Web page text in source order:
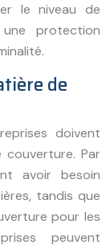
le niveau de
protection
de
doivent
Par
avoir besoin
tandis que
pour les
peuvent